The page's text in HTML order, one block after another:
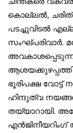
കൊല്ലൽ,
പടച്ചുവിടൽ
സംഘ്പരിവാർ.
അവകാശപ്പെടുന്ന
ഭൂരിപക്ഷ വോട്ട്
ഹിന്ദുത്വ
തയ്യാറായി.